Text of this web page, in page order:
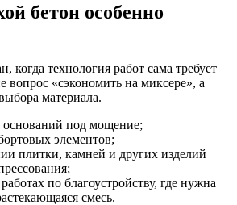
бетон особенно
когда технология работ сама требует
вопрос «сэкономить на миксере», а
материала.
оснований под мощение;
элементов;
плитки, камней и других изделий
по благоустройству, где нужна
смесь.